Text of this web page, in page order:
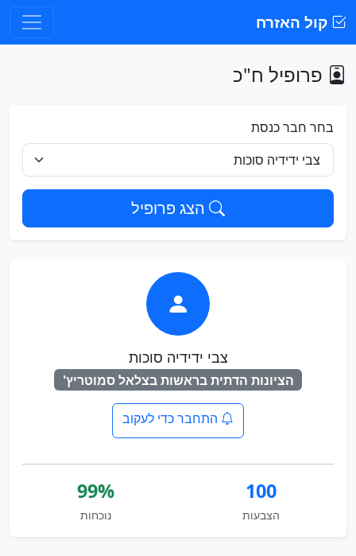
קול האזרח
פרופיל ח"כ
בחר חבר כנסת
הצג פרופיל
צבי ידידיה סוכות
הציונות הדתית בראשות בצלאל סמוטריץ'
התחבר כדי לעקוב
100
הצבעות
99%
נוכחות